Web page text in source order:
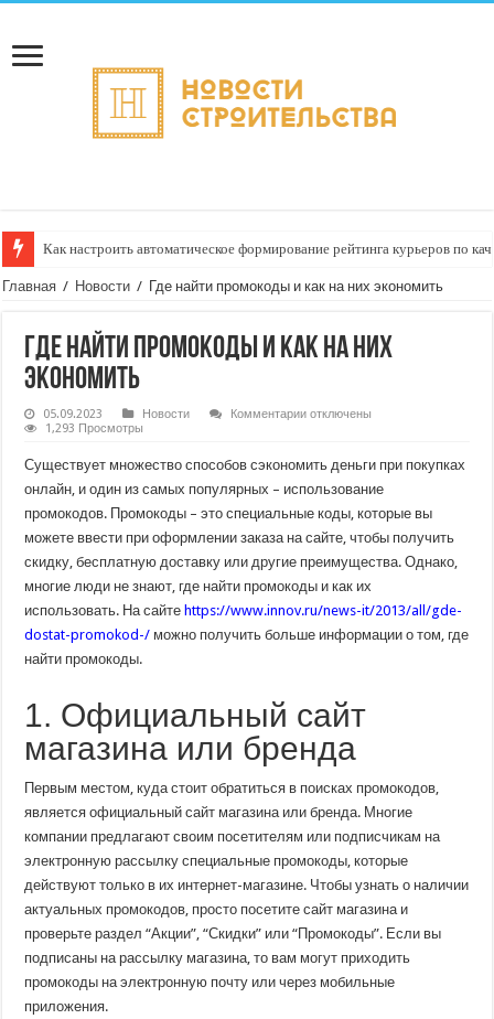
Как настроить автоматическое формирование рейтинга курьеров по
Главная / Новости / Где найти промокоды и как на них экономить
Где найти промокоды и как на них
экономить
05.09.2023 Новости Комментариик
промокоды
и
как
на
экономить
отключены
1,293 Просмотры
Существует множество способов сэкономить деньги при покупках
онлайн, и один из самых популярных – использование
промокодов. Промокоды – это специальные коды, которые вы
можете ввести при оформлении заказа на сайте, чтобы получить
скидку, бесплатную доставку или другие преимущества. Однако,
многие люди не знают, где найти промокоды и как их
использовать. На сайте https://www.innov.ru/news-it/2013/all/gde-
dostat-promokod-/ можно получить больше информации о том, где
найти промокоды.
1. Официальный сайт
магазина или бренда
Первым местом, куда стоит обратиться в поисках промокодов,
является официальный сайт магазина или бренда. Многие
компании предлагают своим посетителям или подписчикам на
электронную рассылку специальные промокоды, которые
действуют только в их интернет-магазине. Чтобы узнать о наличии
актуальных промокодов, просто посетите сайт магазина и
проверьте раздел “Акции”, “Скидки” или “Промокоды”. Если вы
подписаны на рассылку магазина, то вам могут приходить
промокоды на электронную почту или через мобильные
приложения.